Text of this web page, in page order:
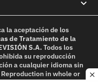
la aceptación de los
de Tratamiento de la
S.A.Todos los
su reproducción
a cualquier idioma sin
in whole or